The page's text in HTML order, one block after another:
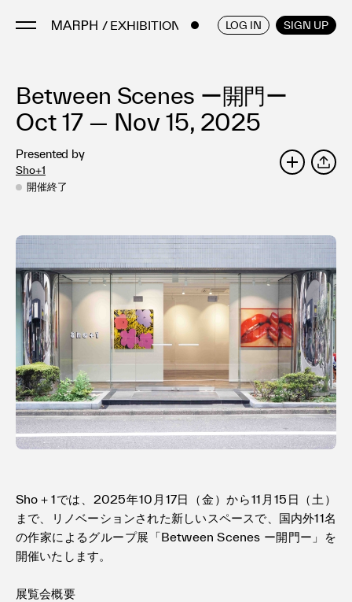
/ EXHIBITIONS LOG IN SIGN UP
Artists
Artworks
Galleries & Museums
Exhibitions
Art Fairs & Events
About
FAQ
利用規約
プライバシ−ポリシー
運営会社
お問い合わせ
ENGLISH / JAPANESE
Between Scenes ー開門ー
Oct 17 — Nov 15, 2025
Presented by
Sho+1
開催終了
Sho＋1では、2025年10月17日（金）から11月15日（土）
まで、リノベーションされた新しいスペースで、国内外11名
の作家によるグループ展「Between Scenes ー開門ー」を
開催いたします。
展覧会概要